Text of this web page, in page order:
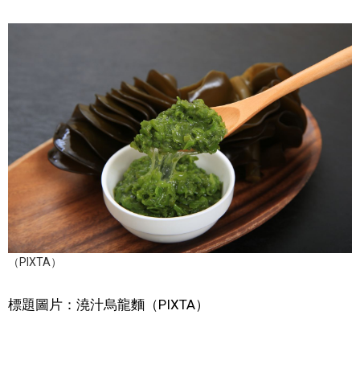
（PIXTA）
標題圖片：澆汁烏龍麵（PIXTA）